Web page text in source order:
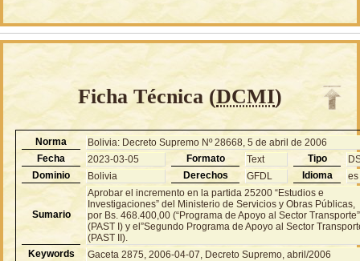
Ficha Técnica (DCMI)
Norma
Bolivia: Decreto Supremo Nº 28668, 5 de abril de 2006
Fecha
2023-03-05 Formato Text Tipo
Dominio
Bolivia Derechos GFDL Idioma es
Sumario
Aprobar el incremento en la partida 25200 “Estudios e
Investigaciones” del Ministerio de Servicios y Obras Públicas,
por Bs. 468.400,00 (“Programa de Apoyo al Sector Transporte”
(PAST I) y el”Segundo Programa de Apoyo al Sector
(PAST II).
Keywords
Gaceta 2875, 2006-04-07, Decreto Supremo, abril/2006